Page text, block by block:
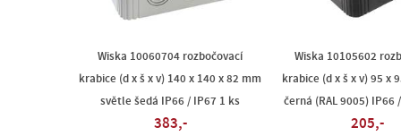
Wiska 10060704 rozbočovací
krabice (d x š x v) 140 x 140 x 82 mm
světle šedá IP66 / IP67 1 ks
383,-
Wiska 10105602
krabice (d x š x v) 95 x
černá (RAL 9005) IP66
205,-